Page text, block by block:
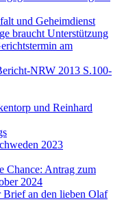
und Geheimdienst
braucht Unterstützung
am
NRW 2013 S.100-
und Reinhard
2023
Chance: Antrag zum
2024
Brief an den lieben Olaf